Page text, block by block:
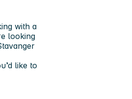
with a
looking
like to